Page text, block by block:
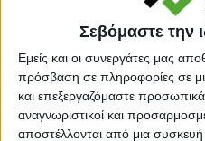
Σεβόμαστε την
Εμείς και οι συνεργάτες μας
πρόσβαση σε πληροφορίες σε
και επεξεργαζόμαστε
αναγνωριστικοί και
αποστέλλονται από μια συσκευή